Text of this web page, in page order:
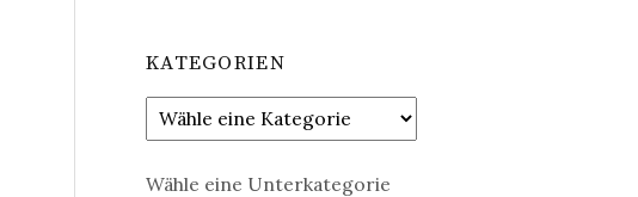
KATEGORIEN
Wähle eine Unterkategorie